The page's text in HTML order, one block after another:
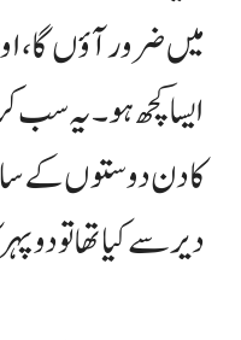
میں ضرور آؤں گا،
ایسا کچھ ہو۔ یہ سب
کا دن دوستوں کے
دیر سے کیا تھا تو